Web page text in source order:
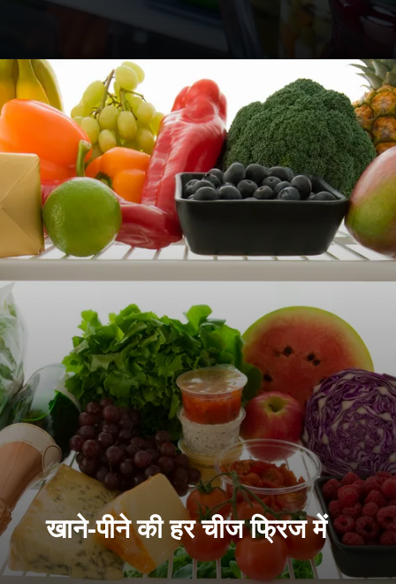
खाने-पीने की हर चीज फ्रिज में